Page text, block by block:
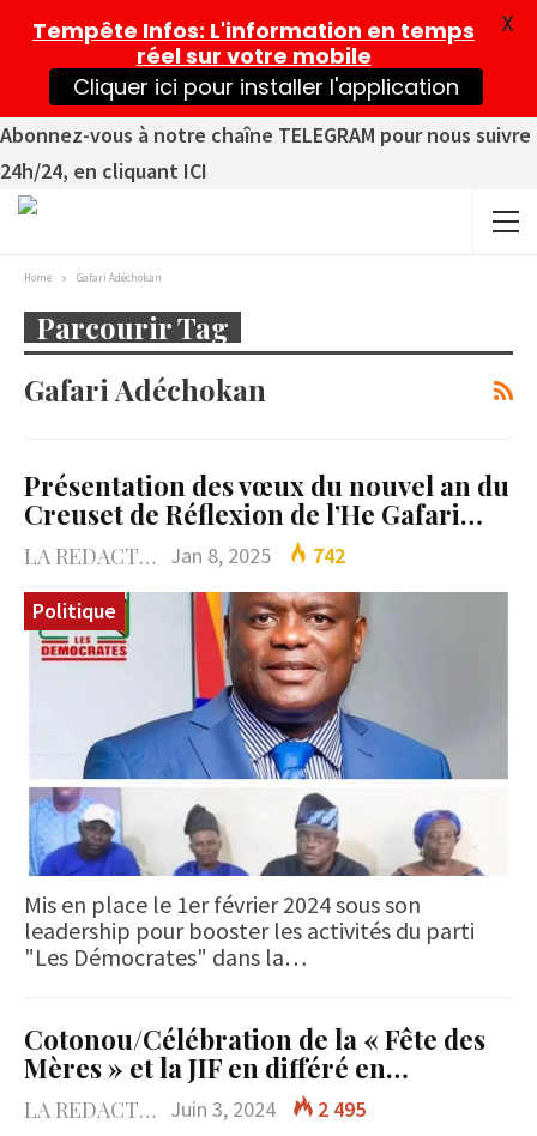
Abonnez-vous à notre chaîne TELEGRAM pour nous suivre
24h/24, en cliquant ICI
Home Gafari Adéchokan
Parcourir Tag
Gafari Adéchokan
Présentation des vœux du nouvel an du
Creuset de Réflexion de l’He Gafari…
LA REDACTION Jan 8, 2025
742
Politique
Mis en place le 1er février 2024 sous son
leadership pour booster les activités du parti
"Les Démocrates" dans la…
Cotonou/Célébration de la « Fête des
Mères » et la JIF en différé en…
LA REDACTION Juin 3, 2024
2 495
Tempête Infos: L'information en temps
réel sur votre mobile
Cliquer ici pour installer l'application
X